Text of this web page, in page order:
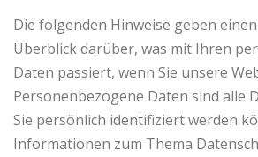
Die folgenden Hinweise geben
Überblick darüber, was mit Ihren
Daten passiert, wenn Sie unsere
Personenbezogene Daten sind alle
Sie persönlich identifiziert werden
Informationen zum Thema